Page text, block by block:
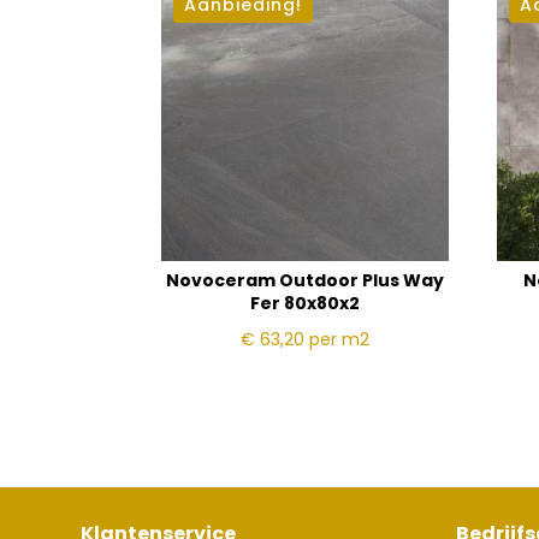
Novoceram Outdoor Plus Way
Fer 80x80x2
€ 63,20 per m2
Klantenservice